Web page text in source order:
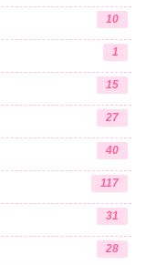
10
1
15
27
40
117
31
28